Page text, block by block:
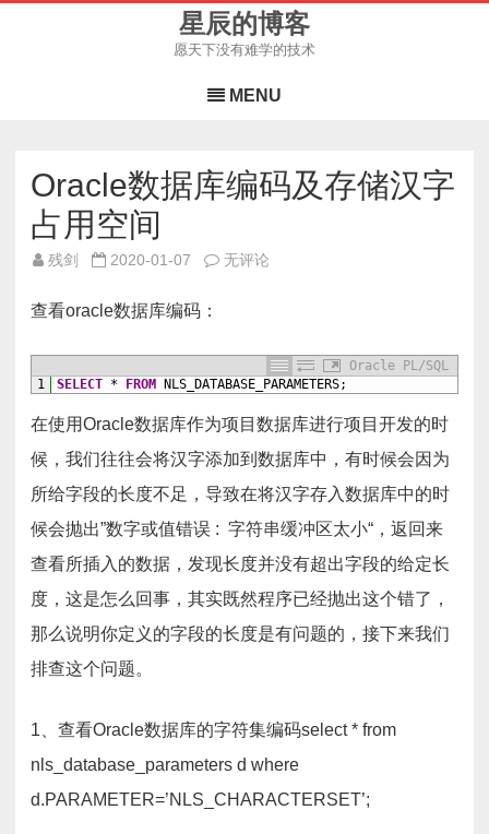
星辰的博客
愿天下没有难学的技术
to
content
MENU
Oracle数据库编码及存储汉字
占用空间
残剑 2020-01-07
Oracle
储
汉
占
空
间
无评论
查看oracle数据库编码：
Oracle PL/SQL
1
SELECT * FROM NLS_DATABASE_PARAMETERS;
在使用Oracle数据库作为项目数据库进行项目开发的时
候，我们往往会将汉字添加到数据库中，有时候会因为
所给字段的长度不足，导致在将汉字存入数据库中的时
候会抛出”数字或值错误 : 字符串缓冲区太小“，返回来
查看所插入的数据，发现长度并没有超出字段的给定长
度，这是怎么回事，其实既然程序已经抛出这个错了，
那么说明你定义的字段的长度是有问题的，接下来我们
排查这个问题。
1、查看Oracle数据库的字符集编码select * from
nls_database_parameters d where
d.PARAMETER=’NLS_CHARACTERSET’;